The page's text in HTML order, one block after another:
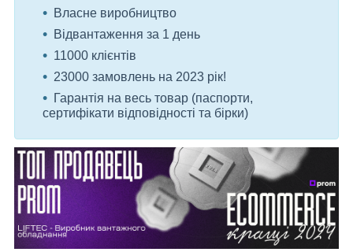
Власне виробництво
Відвантаження за 1 день
11000 клієнтів
23000 замовлень на 2023 рік!
Гарантія на весь товар (паспорти,
сертифікати відповідності та бірки)